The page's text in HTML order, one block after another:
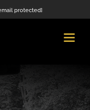
protected]